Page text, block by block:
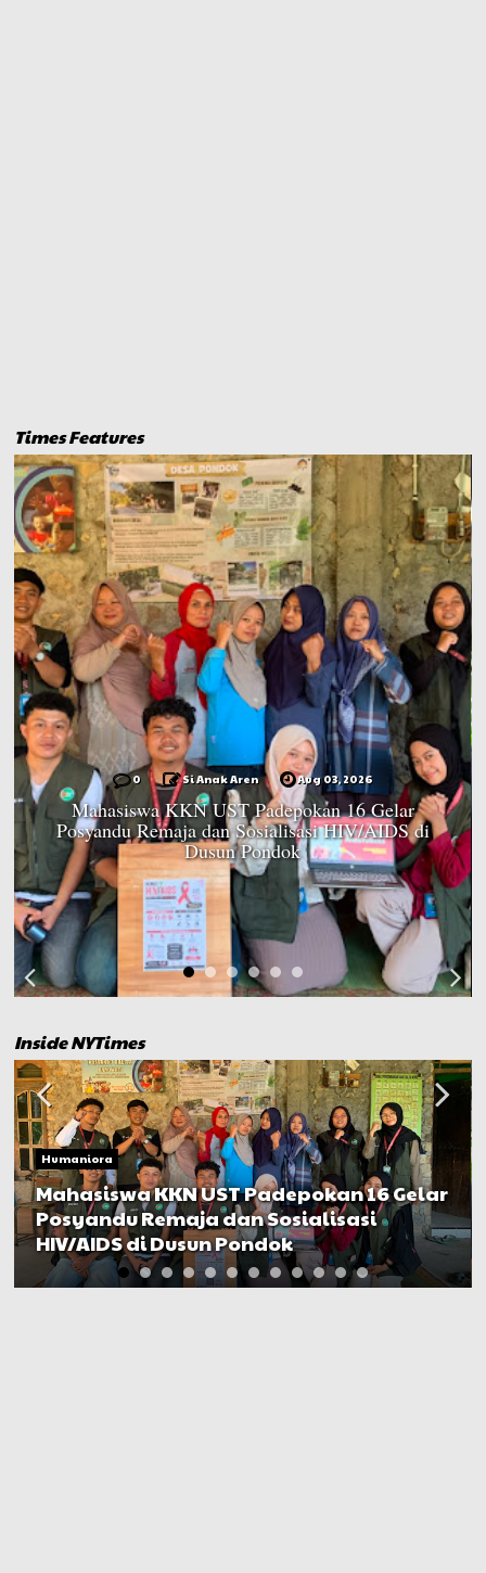
Times Features
0 Si Anak Aren Aug 03, 2026
Mahasiswa KKN UST Padepokan 16 Gelar
Posyandu Remaja dan Sosialisasi HIV/AIDS di
Dusun Pondok
Inside NYTimes
Humaniora
Mahasiswa KKN UST Padepokan 16 Gelar
Posyandu Remaja dan Sosialisasi
HIV/AIDS di Dusun Pondok